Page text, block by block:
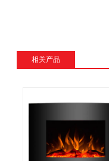
相关产品